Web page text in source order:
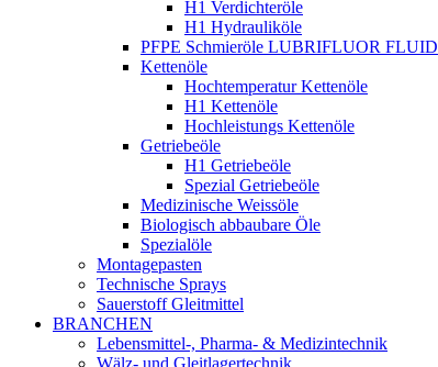
H1 Verdichteröle
H1 Hydrauliköle
PFPE Schmieröle LUBRIFLUOR FLUID
Kettenöle
Hochtemperatur Kettenöle
H1 Kettenöle
Hochleistungs Kettenöle
Getriebeöle
H1 Getriebeöle
Spezial Getriebeöle
Medizinische Weissöle
Biologisch abbaubare Öle
Spezialöle
Montagepasten
Technische Sprays
Sauerstoff Gleitmittel
BRANCHEN
Lebensmittel-, Pharma- & Medizintechnik
Wälz- und Gleitlagertechnik